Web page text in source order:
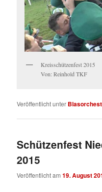
Kreisschützenfest 2015
Von: Reinhold TKF
Veröffentlicht unter
Schützenfest
2015
Veröffentlicht am19. August